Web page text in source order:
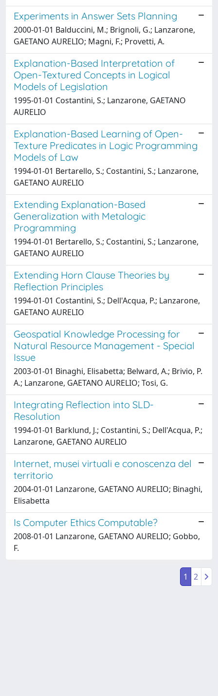
Experiments in Answer Sets Planning
2000-01-01 Balduccini, M.; Brignoli, G.; Lanzarone,
GAETANO AURELIO; Magni, F.; Provetti, A.
Explanation-Based Interpretation of
Open-Textured Concepts in Logical
Models of Legislation
1995-01-01 Costantini, S.; Lanzarone, GAETANO
AURELIO
Explanation-Based Learning of Open-
Texture Predicates in Logic Programming
Models of Law
1994-01-01 Bertarello, S.; Costantini, S.; Lanzarone,
GAETANO AURELIO
Extending Explanation-Based
Generalization with Metalogic
Programming
1994-01-01 Bertarello, S.; Costantini, S.; Lanzarone,
GAETANO AURELIO
Extending Horn Clause Theories by
Reflection Principles
1994-01-01 Costantini, S.; Dell'Acqua, P.; Lanzarone,
GAETANO AURELIO
Geospatial Knowledge Processing for
Natural Resource Management - Special
Issue
2003-01-01 Binaghi, Elisabetta; Belward, A.; Brivio, P.
A.; Lanzarone, GAETANO AURELIO; Tosi, G.
Integrating Reflection into SLD-
Resolution
1994-01-01 Barklund, J.; Costantini, S.; Dell'Acqua, P.;
Lanzarone, GAETANO AURELIO
Internet, musei virtuali e conoscenza del
territorio
2004-01-01 Lanzarone, GAETANO AURELIO; Binaghi,
Elisabetta
Is Computer Ethics Computable?
2008-01-01 Lanzarone, GAETANO AURELIO; Gobbo,
F.
1 2